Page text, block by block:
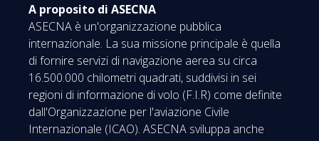
A proposito di ASECNA
ASECNA è un'organizzazione pubblica
internazionale. La sua missione principale è quella
di fornire servizi di navigazione aerea su circa
16.500.000 chilometri quadrati, suddivisi in sei
regioni di informazione di volo (F.I.R) come definite
dall'Organizzazione per l'aviazione Civile
Internazionale (ICAO). ASECNA sviluppa anche